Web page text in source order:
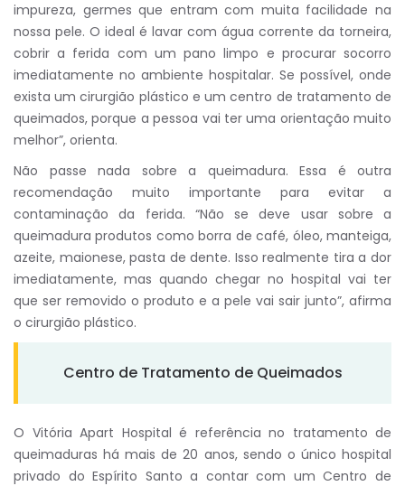
impureza, germes que entram com muita facilidade na
nossa pele. O ideal é lavar com água corrente da torneira,
cobrir a ferida com um pano limpo e procurar socorro
imediatamente no ambiente hospitalar. Se possível, onde
exista um cirurgião plástico e um centro de tratamento de
queimados, porque a pessoa vai ter uma orientação muito
melhor”, orienta.
Não passe nada sobre a queimadura. Essa é outra
recomendação muito importante para evitar a
contaminação da ferida. “Não se deve usar sobre a
queimadura produtos como borra de café, óleo, manteiga,
azeite, maionese, pasta de dente. Isso realmente tira a dor
imediatamente, mas quando chegar no hospital vai ter
que ser removido o produto e a pele vai sair junto”, afirma
o cirurgião plástico.
Centro de Tratamento de Queimados
O Vitória Apart Hospital é referência no tratamento de
queimaduras há mais de 20 anos, sendo o único hospital
privado do Espírito Santo a contar com um Centro de